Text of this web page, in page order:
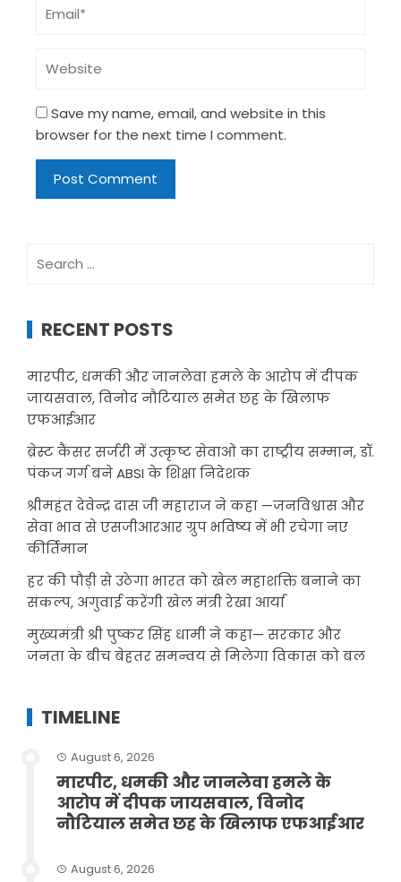
Save my name, email, and website in this
browser for the next time I comment.
for:
RECENT POSTS
मारपीट, धमकी और जानलेवा हमले के आरोप में दीपक
जायसवाल, विनोद नौटियाल समेत छह के खिलाफ
एफआईआर
ब्रेस्ट कैंसर सर्जरी में उत्कृष्ट सेवाओं का राष्ट्रीय सम्मान, डॉ.
पंकज गर्ग बने ABSI के शिक्षा निदेशक
श्रीमहंत देवेन्द्र दास जी महाराज ने कहा —जनविश्वास और
सेवा भाव से एसजीआरआर ग्रुप भविष्य में भी रचेगा नए
कीर्तिमान
हर की पौड़ी से उठेगा भारत को खेल महाशक्ति बनाने का
संकल्प, अगुवाई करेंगी खेल मंत्री रेखा आर्या
मुख्यमंत्री श्री पुष्कर सिंह धामी ने कहा— सरकार और
जनता के बीच बेहतर समन्वय से मिलेगा विकास को बल
TIMELINE
August 6, 2026
मारपीट, धमकी और जानलेवा हमले के
आरोप में दीपक जायसवाल, विनोद
नौटियाल समेत छह के खिलाफ एफआईआर
August 6, 2026